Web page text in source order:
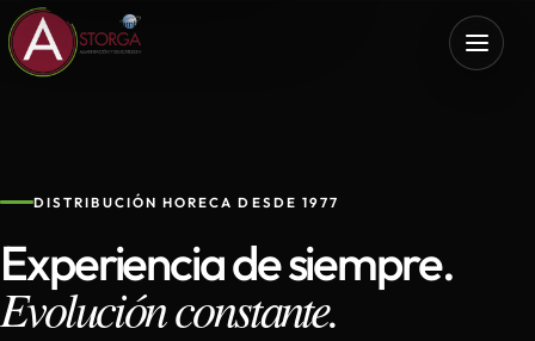
DISTRIBUCIÓN HORECA DESDE 1977
Experiencia de siempre.
Evolución constante.